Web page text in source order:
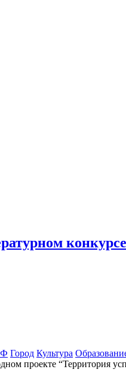
Город Культура
проекте “Территория